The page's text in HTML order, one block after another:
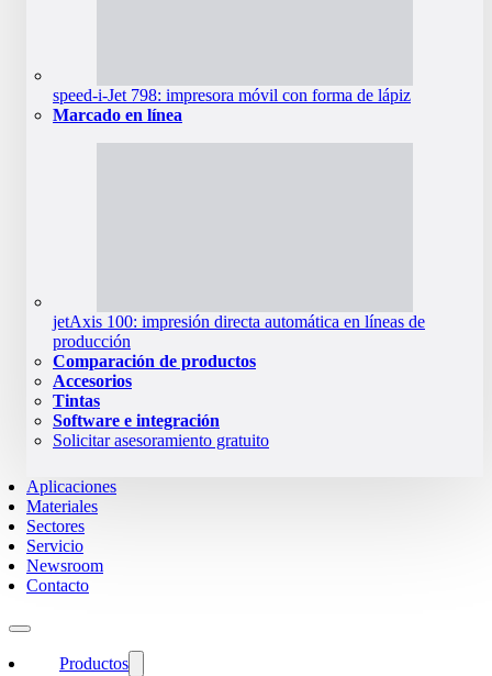
speed-i-Jet 798: impresora móvil con forma de lápiz
Marcado en línea
jetAxis 100: impresión directa automática en líneas de
producción
Comparación de productos
Accesorios
Tintas
Software e integración
Solicitar asesoramiento gratuito
Aplicaciones
Materiales
Sectores
Servicio
Newsroom
Contacto
Productos